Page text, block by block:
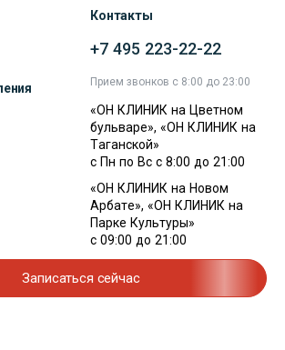
Контакты
+7 495 223-22-22
Прием звонков с 8:00 до 23:00
«ОН КЛИНИК на Цветном
бульваре», «ОН КЛИНИК на
Таганской»
с Пн по Вс с 8:00 до 21:00
«ОН КЛИНИК на Новом
Арбате», «ОН КЛИНИК на
Парке Культуры»
с 09:00 до 21:00
Записаться сейчас